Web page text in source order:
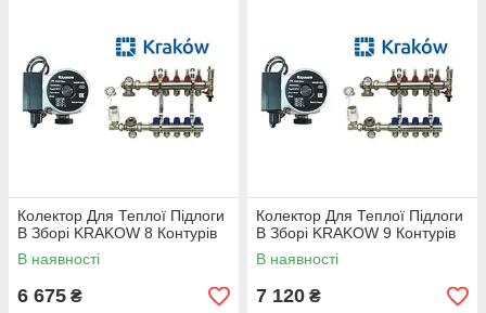
Колектор Для Теплої Підлоги
В Зборі KRAKOW 8 Контурів
В наявності
6 675 ₴
Колектор Для Теплої Підлоги
В Зборі KRAKOW 9 Контурів
В наявності
7 120 ₴